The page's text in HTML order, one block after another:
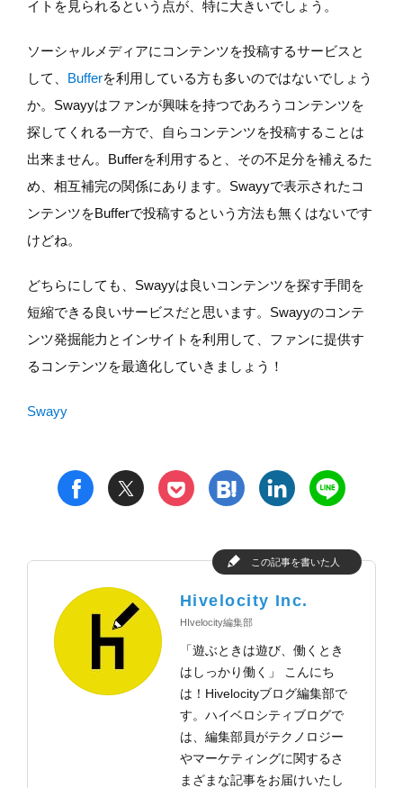
イトを見られるという点が、特に大きいでしょう。
ソーシャルメディアにコンテンツを投稿するサービスと
して、 Bufferを利用している方も多いのではないでしょう
か。Swayyはファンが興味を持つであろうコンテンツを
探してくれる一方で、自らコンテンツを投稿することは
出来ません。Bufferを利用すると、その不足分を補えるた
め、相互補完の関係にあります。Swayyで表示されたコ
ンテンツをBufferで投稿するという方法も無くはないです
けどね。
どちらにしても、Swayyは良いコンテンツを探す手間を
短縮できる良いサービスだと思います。Swayyのコンテ
ンツ発掘能力とインサイトを利用して、ファンに提供す
るコンテンツを最適化していきましょう！
Swayy
f t p h l n
この記事を書いた人
Hivelocity Inc.
HIvelocity編集部
「遊ぶときは遊び、働くとき
はしっかり働く」 こんにち
は！Hivelocityブログ編集部で
す。ハイベロシティブログで
は、編集部員がテクノロジー
やマーケティングに関するさ
まざまな記事をお届けいたし